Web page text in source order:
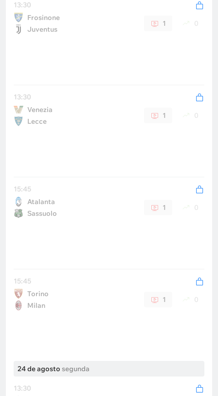
13:30
Frosinone
Juventus
1 0
13:30
Venezia
Lecce
1 0
15:45
Atalanta
Sassuolo
1 0
15:45
Torino
Milan
1 0
24 de agosto segunda
13:30